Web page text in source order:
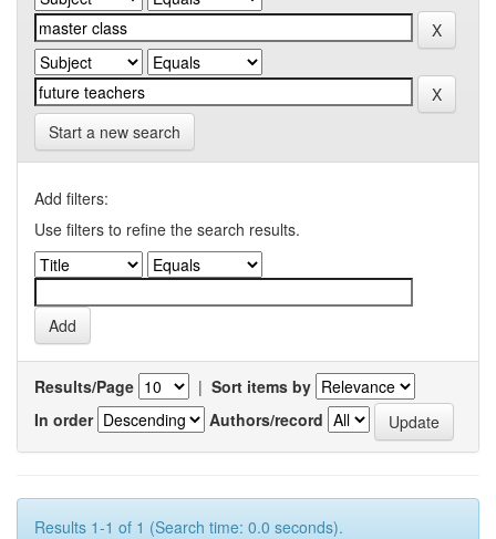
Start a new search
Add filters:
Use filters to refine the search results.
Results/Page | Sort items by
In order
Authors/record
Results 1-1 of 1 (Search time: 0.0 seconds).